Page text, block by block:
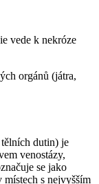
vede k nekróze
orgánů (játra,
dutin) je
venostázy,
se jako
s nejvyšším